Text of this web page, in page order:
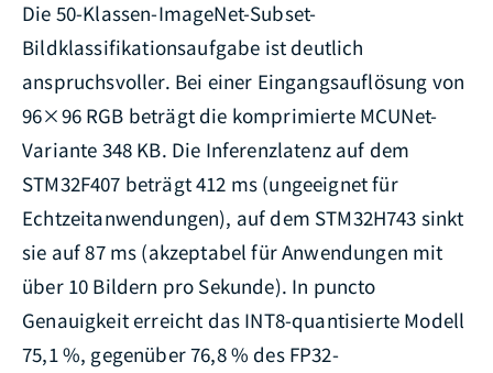
Die 50-Klassen-ImageNet-Subset-
Bildklassifikationsaufgabe ist deutlich
anspruchsvoller. Bei einer Eingangsauflösung von
96×96 RGB beträgt die komprimierte MCUNet-
Variante 348 KB. Die Inferenzlatenz auf dem
STM32F407 beträgt 412 ms (ungeeignet für
Echtzeitanwendungen), auf dem STM32H743 sinkt
sie auf 87 ms (akzeptabel für Anwendungen mit
über 10 Bildern pro Sekunde). In puncto
Genauigkeit erreicht das INT8-quantisierte Modell
75,1 %, gegenüber 76,8 % des FP32-